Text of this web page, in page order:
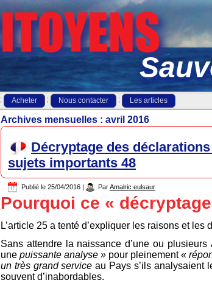
Acheter Nous contacter Les articles
Archives mensuelles : avril 2016
Décryptage des
sujets importants 48
Publié le 25/04/2016 | ParAmalric eulsaur
Pourquoi ce «
L’article 25 a tenté d’expliquer les raisons et les
Sans attendre la naissance d’une ou plusieurs
une puissante analyse » pour pleinement «
un très grand service au Pays s’ils analysaient
souvent d’inabordables.